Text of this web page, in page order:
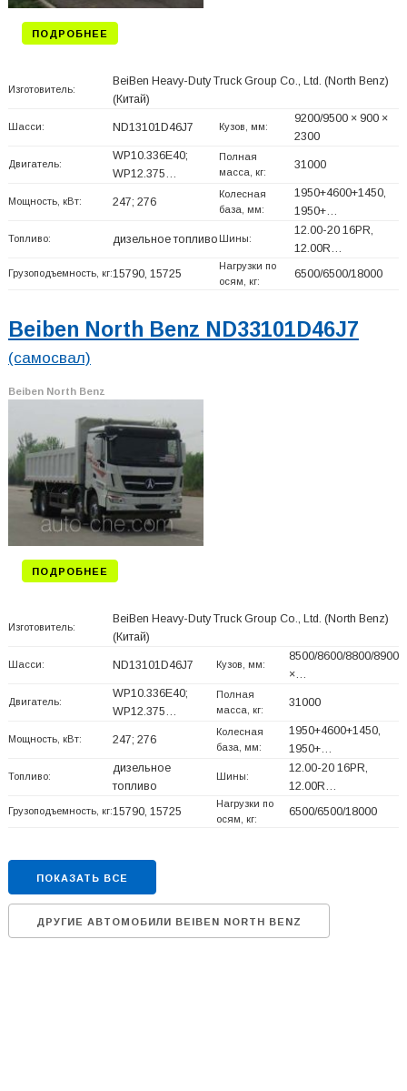
ПОДРОБНЕЕ
Изготовитель:
BeiBen Heavy-Duty Truck Group Co., Ltd. (North Benz)
(Китай)
Шасси: ND13101D46J7 Кузов, мм:
9200/9500 × 900 ×
2300
Двигатель:
WP10.336E40;
WP12.375…
Полная
масса, кг:
31000
Мощность, кВт: 247; 276
Колесная
база, мм:
1950+4600+1450,
1950+…
Топливо: дизельное топливо Шины:
12.00-20 16PR,
12.00R…
Грузоподъемность, кг:15790, 15725
Нагрузки по
осям, кг:
6500/6500/18000
Beiben North Benz ND33101D46J7
(самосвал)
Beiben North Benz
ПОДРОБНЕЕ
Изготовитель:
BeiBen Heavy-Duty Truck Group Co., Ltd. (North Benz)
(Китай)
Шасси: ND13101D46J7 Кузов, мм:
8500/8600/8800/8900
×…
Двигатель:
WP10.336E40;
WP12.375…
Полная
масса, кг:
31000
Мощность, кВт: 247; 276
Колесная
база, мм:
1950+4600+1450,
1950+…
Топливо:
дизельное
топливо
Шины:
12.00-20 16PR,
12.00R…
Грузоподъемность, кг:15790, 15725
Нагрузки по
осям, кг:
6500/6500/18000
ПОКАЗАТЬ ВСЕ
ДРУГИЕ АВТОМОБИЛИ BEIBEN NORTH BENZ